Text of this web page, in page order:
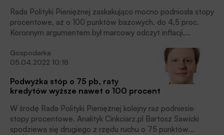
Rada Polityki Pieniężnej zaskakująco mocno podniosła stopy
procentowe, aż o 100 punktów bazowych, do 4,5 proc.
Koronnym argumentem był marcowy odczyt inflacji,
Gospodarka
05.04.2022 10:18
Podwyżka stóp o 75 pb, raty
kredytów wyższe nawet o 100 procent
W środę Rada Polityki Pieniężnej kolejny raz podniesie
stopy procentowe. Analityk Cinkciarz.pl Bartosz Sawicki
spodziewa się drugiego z rzędu ruchu o 75 punktów